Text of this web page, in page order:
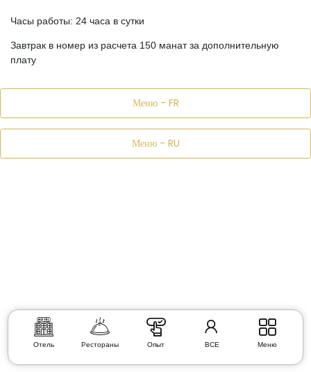
Отель Рестораны Опыт ВСЕ Меню
Часы работы: 24 часа в сутки
Завтрак в номер из расчета 150 манат за дополнительную
плату
Меню - FR
Меню - RU